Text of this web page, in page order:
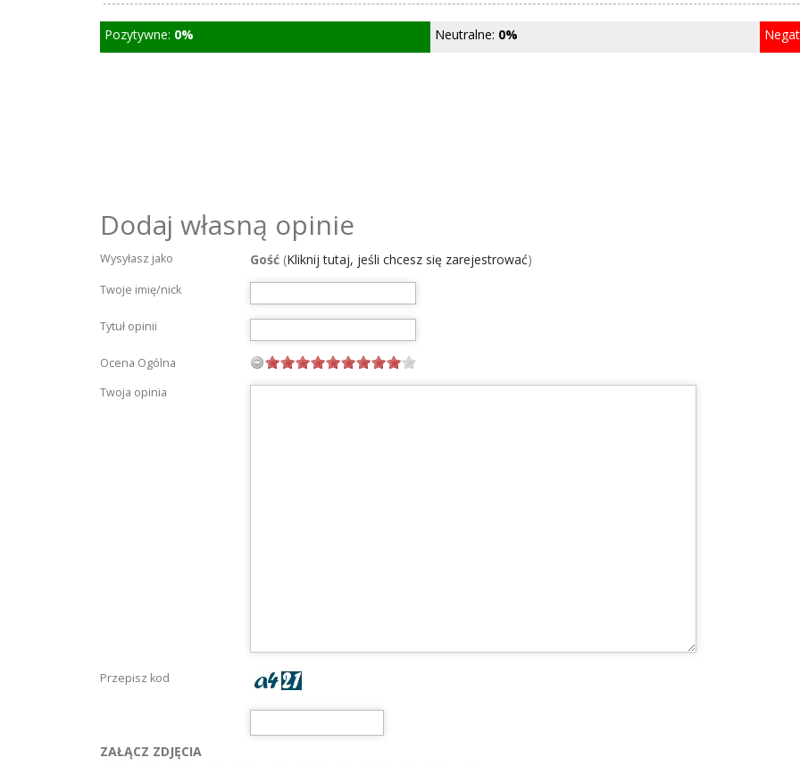
Pozytywne: 0% Neutralne: 0%
Dodaj własną opinie
Wysyłasz jako Gość (Kliknij tutaj, jeśli chcesz się zarejestrować)
Twoje imię/nick
Tytuł opinii
Ocena Ogólna
Twoja opinia
Przepisz kod
ZAŁĄCZ ZDJĘCIA